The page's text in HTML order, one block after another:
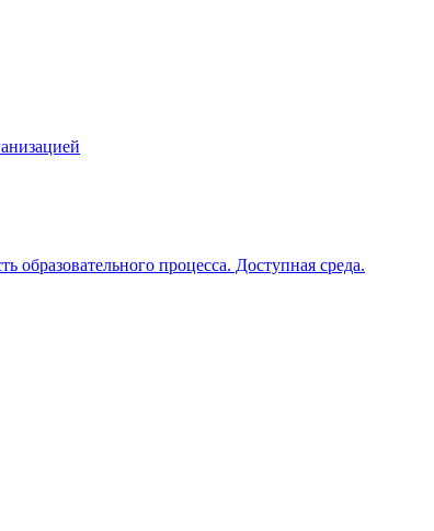
образовательного процесса. Доступная среда.